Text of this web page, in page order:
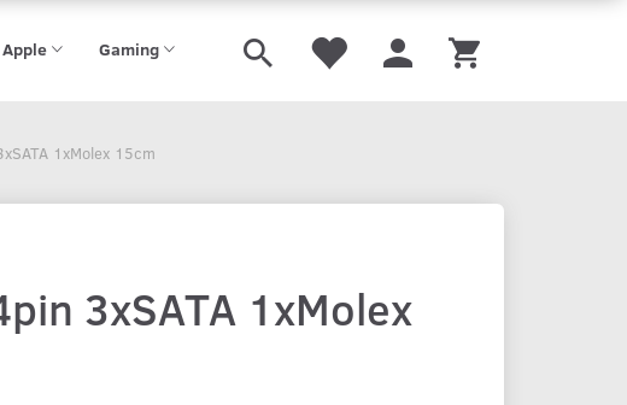
Apple Gaming
1xMolex 15cm
3xSATA 1xMolex